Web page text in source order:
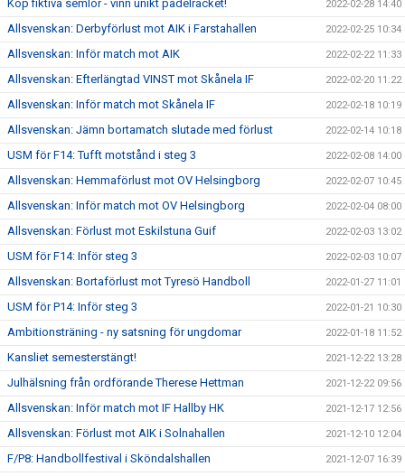
Köp fiktiva semlor - vinn unikt padelracket! 2022-02-28 14:40
Allsvenskan: Derbyförlust mot AIK i Farstahallen 2022-02-25 10:34
Allsvenskan: Inför match mot AIK 2022-02-22 11:33
Allsvenskan: Efterlängtad VINST mot Skånela IF 2022-02-20 11:22
Allsvenskan: Inför match mot Skånela IF 2022-02-18 10:19
Allsvenskan: Jämn bortamatch slutade med förlust 2022-02-14 10:18
USM för F14: Tufft motstånd i steg 3 2022-02-08 14:00
Allsvenskan: Hemmaförlust mot OV Helsingborg 2022-02-07 10:45
Allsvenskan: Inför match mot OV Helsingborg 2022-02-04 08:00
Allsvenskan: Förlust mot Eskilstuna Guif 2022-02-03 13:02
USM för F14: Inför steg 3 2022-02-03 10:07
Allsvenskan: Bortaförlust mot Tyresö Handboll 2022-01-27 11:01
USM för P14: Inför steg 3 2022-01-21 10:30
Ambitionsträning - ny satsning för ungdomar 2022-01-18 11:52
Kansliet semesterstängt! 2021-12-22 13:28
Julhälsning från ordförande Therese Hettman 2021-12-22 09:56
Allsvenskan: Inför match mot IF Hallby HK 2021-12-17 12:56
Allsvenskan: Förlust mot AIK i Solnahallen 2021-12-10 12:04
F/P8: Handbollfestival i Sköndalshallen 2021-12-07 16:39